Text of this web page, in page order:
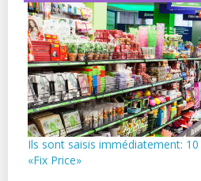
Ils sont saisis immédiatement:
«Fix Price»